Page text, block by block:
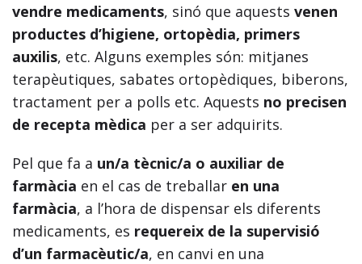
vendre medicaments, sinó que aquests venen
productes d’higiene, ortopèdia, primers
auxilis, etc. Alguns exemples són: mitjanes
terapèutiques, sabates ortopèdiques, biberons,
tractament per a polls etc. Aquests no precisen
de recepta mèdica per a ser adquirits.
Pel que fa a un/a tècnic/a o auxiliar de
farmàcia en el cas de treballar en una
farmàcia, a l’hora de dispensar els diferents
medicaments, es requereix de la supervisió
d’un farmacèutic/a, en canvi en una